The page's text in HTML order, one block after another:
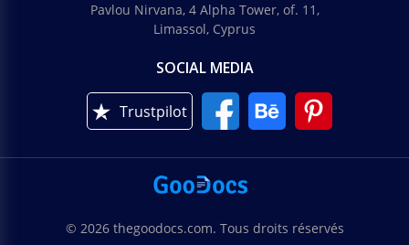
Pavlou Nirvana, 4 Alpha Tower, of. 11,
Limassol, Cyprus
SOCIAL MEDIA
Trustpilot
© 2026 thegoodocs.com. Tous droits réservés